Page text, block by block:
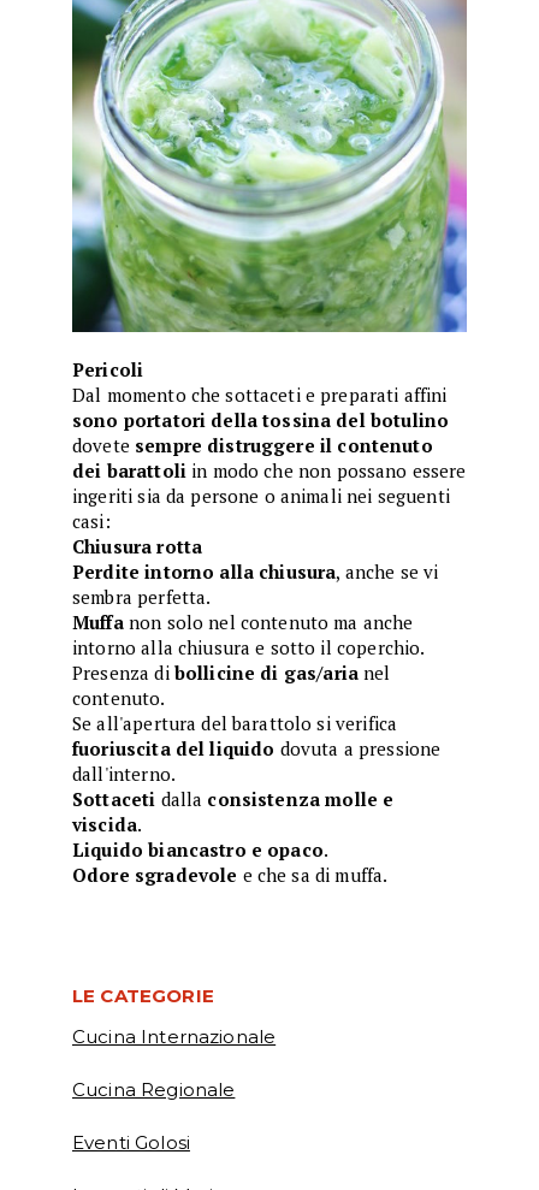
Pericoli
Dal momento che sottaceti e preparati affini
sono portatori della tossina del botulino
dovete sempre distruggere il contenuto
dei barattoliin modo che non possano essere
ingeriti sia da persone o animali nei seguenti
casi:
Chiusura rotta
Perdite intorno alla chiusura, anche se vi
sembra perfetta.
Muffanon solo nel contenuto ma anche
intorno alla chiusura e sotto il coperchio.
Presenza di bollicine di gas/arianel
contenuto.
Se all'apertura del barattolo si verifica
fuoriuscita del liquido dovuta a pressione
dall'interno.
Sottaceti dalla consistenza molle e
viscida.
Liquido biancastro e opaco.
Odore sgradevole e che sa di muffa.
LE CATEGORIE
Cucina Internazionale
Cucina Regionale
Eventi Golosi